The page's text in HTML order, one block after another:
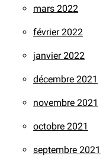
mars 2022
février 2022
janvier 2022
décembre 2021
novembre 2021
octobre 2021
septembre 2021